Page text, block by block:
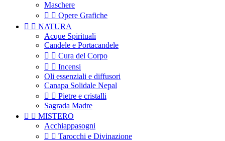
Maschere
  Opere Grafiche
  NATURA
Acque Spirituali
Candele e Portacandele
  Cura del Corpo
  Incensi
Oli essenziali e diffusori
Canapa Solidale Nepal
  Pietre e cristalli
Sagrada Madre
  MISTERO
Acchiappasogni
  Tarocchi e Divinazione